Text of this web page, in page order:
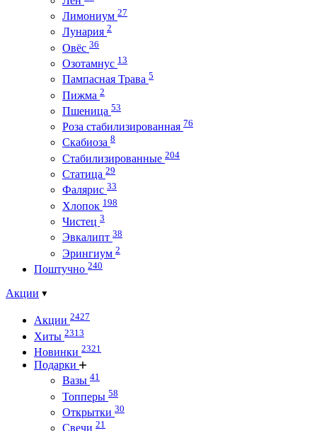
Лимониум 27
Лунария 2
Овёс 36
Озотамнус 13
Пампасная Трава 5
Пижма 2
Пшеница 53
Роза стабилизированная 76
Скабиоза 8
Стабилизированные 204
Статица 29
Фалярис 33
Хлопок 198
Чистец 3
Эвкалипт 38
Эрингиум 2
Поштучно 240
Акции
Акции 2427
Хиты 2313
Новинки 2321
Подарки
Вазы 41
Топперы 58
Открытки 30
Свечи 21